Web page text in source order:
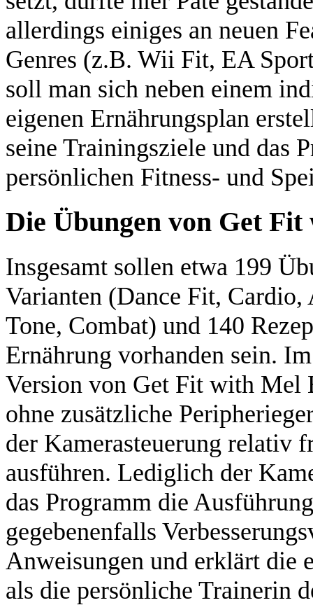
allerdings einiges an neuen
Genres (z.B. Wii Fit, EA
soll man sich neben einem
eigenen Ernährungsplan
seine Trainingsziele und das
persönlichen Fitness- und
Die Übungen von Get
Insgesamt sollen etwa 199
Varianten (Dance Fit,
Tone, Combat) und 140
Ernährung vorhanden sein.
Version von Get Fit with Mel
ohne zusätzliche
der Kamerasteuerung relativ
ausführen. Lediglich der
das Programm die
gegebenenfalls
Anweisungen und erklärt die
als die persönliche Trainerin